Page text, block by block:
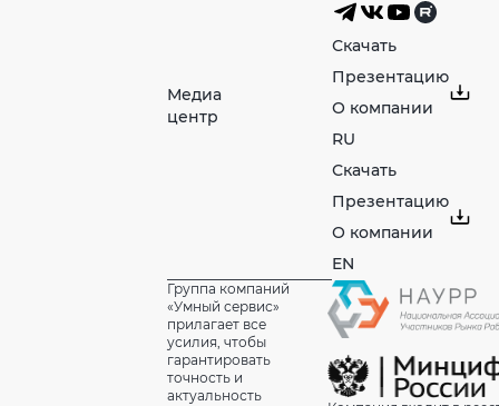
Медиа
центр
Скачать
Презентацию
О компании
RU
Скачать
Презентацию
О компании
EN
Группа компаний
«Умный сервис»
прилагает все
усилия, чтобы
гарантировать
точность и
актуальность